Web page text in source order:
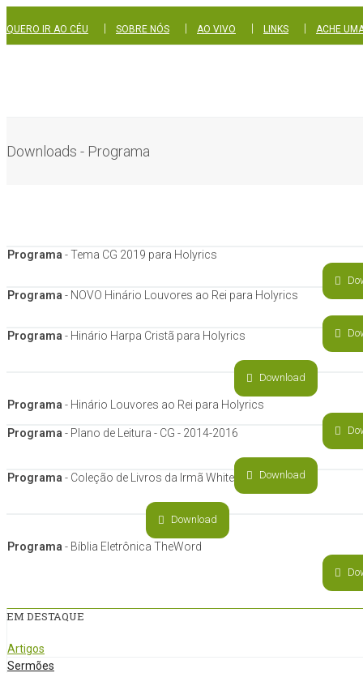
QUERO IR AO CÉU SOBRE NÓS AO VIVO LINKS ACHE
Downloads - Programa
Programa - Tema CG 2019 para Holyrics
Programa - NOVO Hinário Louvores ao Rei para Holyrics
Programa - Hinário Harpa Cristã para Holyrics
Download
Programa - Hinário Louvores ao Rei para Holyrics
Programa - Plano de Leitura - CG - 2014-2016
Download
Programa - Coleção de Livros da Irmã White
Download
Programa - Bíblia Eletrônica TheWord
EM DESTAQUE
Artigos
Sermões